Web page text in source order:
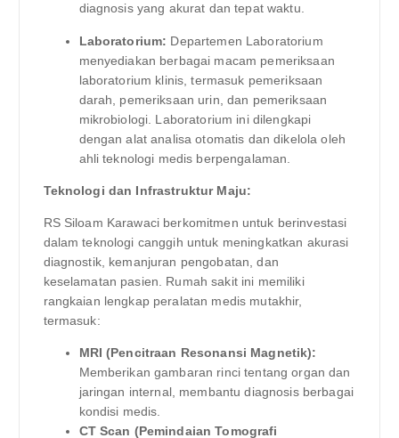
diagnosis yang akurat dan tepat waktu.
Laboratorium: Departemen Laboratorium
menyediakan berbagai macam pemeriksaan
laboratorium klinis, termasuk pemeriksaan
darah, pemeriksaan urin, dan pemeriksaan
mikrobiologi. Laboratorium ini dilengkapi
dengan alat analisa otomatis dan dikelola oleh
ahli teknologi medis berpengalaman.
Teknologi dan Infrastruktur Maju:
RS Siloam Karawaci berkomitmen untuk berinvestasi
dalam teknologi canggih untuk meningkatkan akurasi
diagnostik, kemanjuran pengobatan, dan
keselamatan pasien. Rumah sakit ini memiliki
rangkaian lengkap peralatan medis mutakhir,
termasuk:
MRI (Pencitraan Resonansi Magnetik):
Memberikan gambaran rinci tentang organ dan
jaringan internal, membantu diagnosis berbagai
kondisi medis.
CT Scan (Pemindaian Tomografi